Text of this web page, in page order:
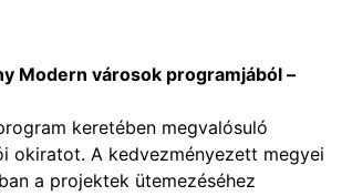
Modern városok programjából –
keretében megvalósuló
okiratot. A kedvezményezett megyei
a projektek ütemezéséhez